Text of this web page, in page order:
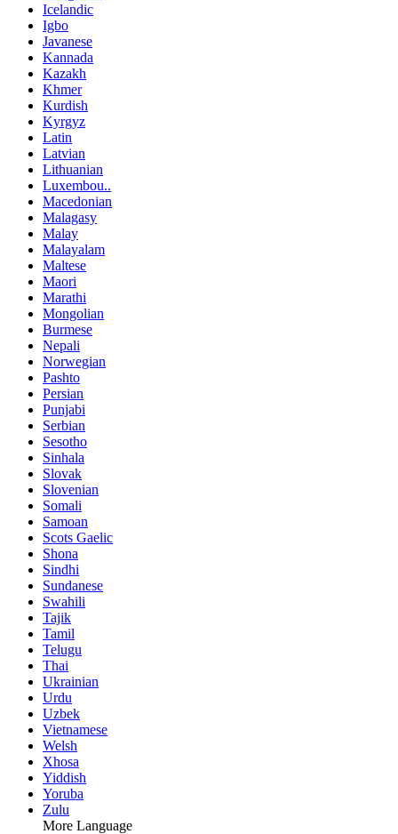
Icelandic
Igbo
Javanese
Kannada
Kazakh
Khmer
Kurdish
Kyrgyz
Latin
Latvian
Lithuanian
Luxembou..
Macedonian
Malagasy
Malay
Malayalam
Maltese
Maori
Marathi
Mongolian
Burmese
Nepali
Norwegian
Pashto
Persian
Punjabi
Serbian
Sesotho
Sinhala
Slovak
Slovenian
Somali
Samoan
Scots Gaelic
Shona
Sindhi
Sundanese
Swahili
Tajik
Tamil
Telugu
Thai
Ukrainian
Urdu
Uzbek
Vietnamese
Welsh
Xhosa
Yiddish
Yoruba
Zulu
More Language